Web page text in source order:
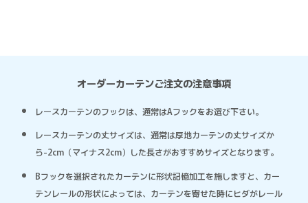
オーダーカーテンご注文の注意事項
レースカーテンのフックは、通常はAフックをお選び下さい。
レースカーテンの丈サイズは、通常は厚地カーテンの丈サイズか
ら-2cm（マイナス2cm）した長さがおすすめサイズとなります。
Bフックを選択されたカーテンに形状記憶加工を施しますと、カー
テンレールの形状によっては、カーテンを寄せた時にヒダがレール